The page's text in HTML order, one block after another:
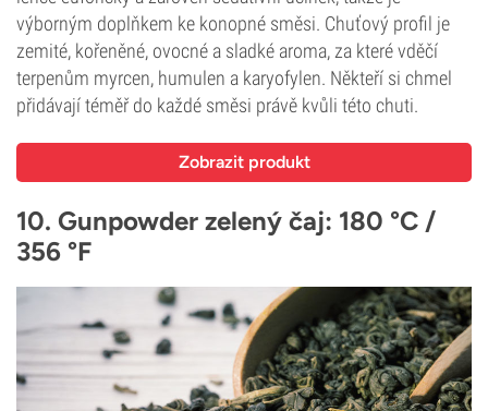
výborným doplňkem ke konopné směsi. Chuťový profil je
zemité, kořeněné, ovocné a sladké aroma, za které vděčí
terpenům myrcen, humulen a karyofylen. Někteří si chmel
přidávají téměř do každé směsi právě kvůli této chuti.
Zobrazit produkt
10. Gunpowder zelený čaj: 180 °C /
356 °F